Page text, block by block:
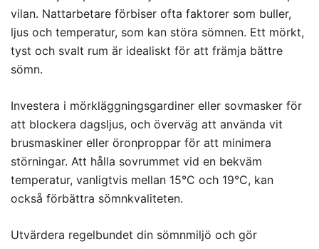
vilan. Nattarbetare förbiser ofta faktorer som buller,
ljus och temperatur, som kan störa sömnen. Ett mörkt,
tyst och svalt rum är idealiskt för att främja bättre
sömn.
Investera i mörkläggningsgardiner eller sovmasker för
att blockera dagsljus, och överväg att använda vit
brusmaskiner eller öronproppar för att minimera
störningar. Att hålla sovrummet vid en bekväm
temperatur, vanligtvis mellan 15°C och 19°C, kan
också förbättra sömnkvaliteten.
Utvärdera regelbundet din sömnmiljö och gör